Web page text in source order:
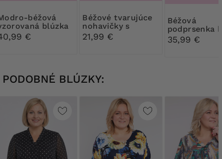
blúzka
€
Béžové tvarujúce
nohavičky s
kvetinovou čipkou
21,99 €
Béžová
podprsenka
kostic
35,99 €
PODOBNÉ BLÚZKY: